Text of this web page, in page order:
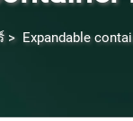
> Expandable